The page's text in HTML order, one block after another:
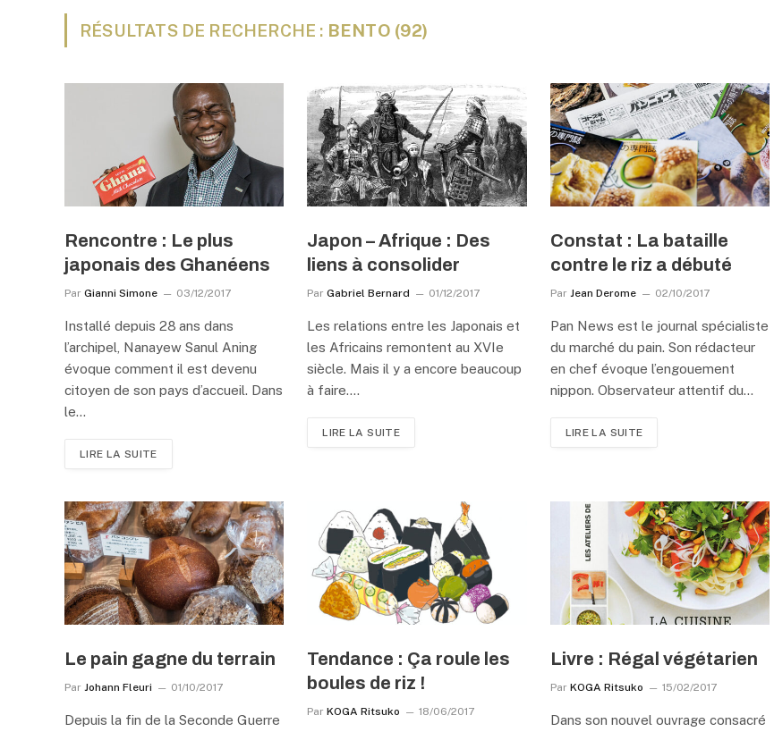
RÉSULTATS DE RECHERCHE : BENTO (92)
Rencontre : Le plus
japonais des Ghanéens
Par Gianni Simone 03/12/2017
Installé depuis 28 ans dans
l’archipel, Nanayew Sanul Aning
évoque comment il est devenu
citoyen de son pays d’accueil. Dans
le…
LIRE LA SUITE
Japon – Afrique : Des
liens à consolider
Par Gabriel Bernard 01/12/2017
Les relations entre les Japonais et
les Africains remontent au XVIe
siècle. Mais il y a encore beaucoup
à faire.…
LIRE LA SUITE
Constat : La bataille
contre le riz a débuté
Par Jean Derome 02/10/2017
Pan News est le journal spécialiste
du marché du pain. Son rédacteur
en chef évoque l’engouement
nippon. Observateur attentif du…
LIRE LA SUITE
Le pain gagne du terrain
Par Johann Fleuri 01/10/2017
Depuis la fin de la Seconde Guerre
Tendance : Ça roule les
boules de riz !
Par KOGA Ritsuko 18/06/2017
Livre : Régal végétarien
Par KOGA Ritsuko 15/02/2017
Dans son nouvel ouvrage consacré